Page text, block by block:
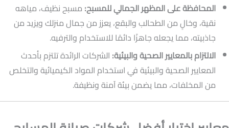
المحافظة على المظهر الجمالي للمسبح: مسبح نظيف، مياهه
نقية، وخالٍ من الطحالب والبقع، يعزز من جمال منزلك ويزيد من
جاذبيته، مما يجعله جاهزًا دائمًا للاستخدام والترفيه.
الالتزام بالمعايير الصحية والبيئية: الشركات الرائدة تلتزم بأحدث
المعايير الصحية والبيئية في استخدام المواد الكيميائية والتخلص
من المخلفات، مما يضمن بيئة آمنة ونظيفة.